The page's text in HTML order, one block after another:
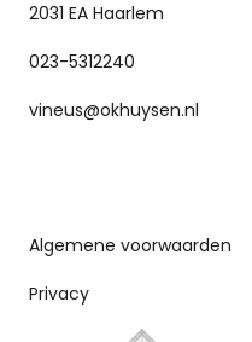
2031 EA Haarlem
023-5312240
vineus@okhuysen.nl
Algemene voorwaarden
Privacy